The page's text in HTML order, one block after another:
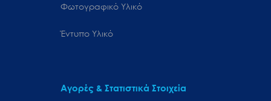
Φωτογραφικό Υλικό
Έντυπο Υλικό
Αγορές & Στατιστικά Στοιχεία